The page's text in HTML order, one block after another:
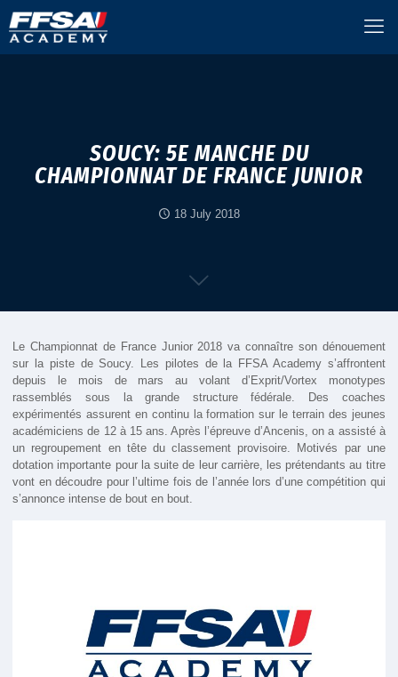
SOUCY: 5E MANCHE DU
CHAMPIONNAT DE FRANCE JUNIOR
18 July 2018
Le Championnat de France Junior 2018 va connaître son dénouement
sur la piste de Soucy. Les pilotes de la FFSA Academy s’affrontent
depuis le mois de mars au volant d’Exprit/Vortex monotypes
rassemblés sous la grande structure fédérale. Des coaches
expérimentés assurent en continu la formation sur le terrain des jeunes
académiciens de 12 à 15 ans. Après l’épreuve d’Ancenis, on a assisté à
un regroupement en tête du classement provisoire. Motivés par une
dotation importante pour la suite de leur carrière, les prétendants au titre
vont en découdre pour l’ultime fois de l’année lors d’une compétition qui
s’annonce intense de bout en bout.